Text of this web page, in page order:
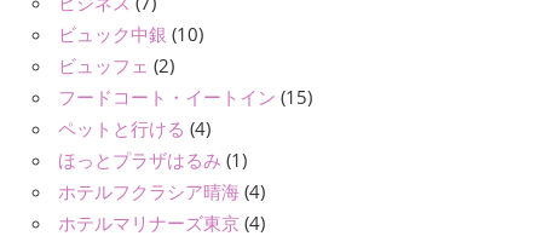
ビュック中銀 (10)
ビュッフェ (2)
フードコート・イートイン (15)
ペットと行ける (4)
ほっとプラザはるみ (1)
ホテルフクラシア晴海 (4)
ホテルマリナーズ東京 (4)